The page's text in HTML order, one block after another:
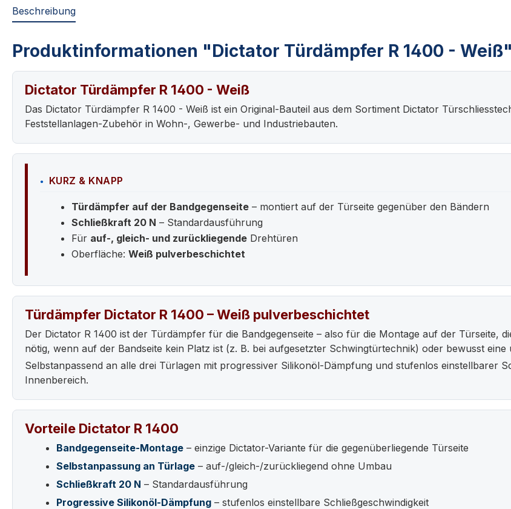
Beschreibung
Produktinformationen "Dictator Türdämpfer R 1400 - Weiß"
Dictator Türdämpfer R 1400 - Weiß
Das Dictator Türdämpfer R 1400 - Weiß ist ein Original-Bauteil aus dem Sortiment Dictator
Feststellanlagen-Zubehör in Wohn-, Gewerbe- und Industriebauten.
KURZ & KNAPP
Türdämpfer auf der Bandgegenseite – montiert auf der Türseite gegenüber den Bändern
Schließkraft 20 N – Standardausführung
Für auf-, gleich- und zurückliegende Drehtüren
Oberfläche: Weiß pulverbeschichtet
Türdämpfer Dictator R 1400 – Weiß pulverbeschichtet
Der Dictator R 1400 ist der Türdämpfer für die Bandgegenseite – also für die Montage auf der Türseite,
nötig, wenn auf der Bandseite kein Platz ist (z. B. bei aufgesetzter Schwingtürtechnik) oder bewusst
Selbstanpassend an alle drei Türlagen mit progressiver Silikonöl-Dämpfung und stufenlos einstellbarer
Innenbereich.
Vorteile Dictator R 1400
Bandgegenseite-Montage – einzige Dictator-Variante für die gegenüberliegende Türseite
Selbstanpassung an Türlage – auf-/gleich-/zurückliegend ohne Umbau
Schließkraft 20 N – Standardausführung
Progressive Silikonöl-Dämpfung – stufenlos einstellbare Schließgeschwindigkeit